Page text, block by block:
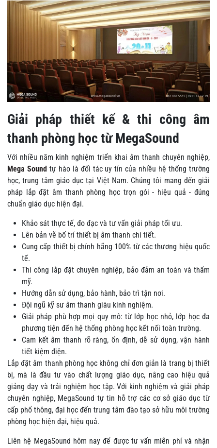
Giải pháp thiết kế & thi công âm
thanh phòng học từ MegaSound
Với nhiều năm kinh nghiệm triển khai âm thanh chuyên nghiệp,
Mega Sound tự hào là đối tác uy tín của nhiều hệ thống trường
học, trung tâm giáo dục tại Việt Nam. Chúng tôi mang đến giải
pháp lắp đặt âm thanh phòng học trọn gói - hiệu quả - đúng
chuẩn giáo dục hiện đại.
Khảo sát thực tế, đo đạc và tư vấn giải pháp tối ưu.
Lên bản vẽ bố trí thiết bị âm thanh chi tiết.
Cung cấp thiết bị chính hãng 100% từ các thương hiệu quốc
tế.
Thi công lắp đặt chuyên nghiệp, bảo đảm an toàn và thẩm
mỹ.
Hướng dẫn sử dụng, bảo hành, bảo trì tận nơi.
Đội ngũ kỹ sư âm thanh giàu kinh nghiệm.
Giải pháp phù hợp mọi quy mô: từ lớp học nhỏ, lớp học đa
phương tiện đến hệ thống phòng học kết nối toàn trường.
Cam kết âm thanh rõ ràng, ổn định, dễ sử dụng, vận hành
tiết kiệm điện.
Lắp đặt âm thanh phòng học không chỉ đơn giản là trang bị thiết
bị, mà là đầu tư vào chất lượng giáo dục, nâng cao hiệu quả
giảng dạy và trải nghiệm học tập. Với kinh nghiệm và giải pháp
chuyên nghiệp, MegaSound tự tin hỗ trợ các cơ sở giáo dục từ
cấp phổ thông, đại học đến trung tâm đào tạo sở hữu môi trường
phòng học hiện đại, hiệu quả.
Liên hệ MegaSound hôm nay để được tư vấn miễn phí và nhận